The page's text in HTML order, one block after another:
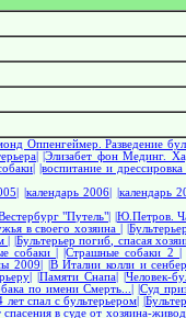
Оппенгеймер. Разведение
|Элизабет фон Мединг.
|воспитание и дрессировка
|календарь 2006| |календарь
"Путель"| |Ю.Петров.
в своего хозяина |
| |Бультерьер погиб, спасая
собаки | |Страшные собаки 2 |
2009| |В Италии колли и
|Памяти Снапа| |Человек-
по имени Смерть...| |Суд
лет спал с бультерьером|
спасения в суде от хозяина-